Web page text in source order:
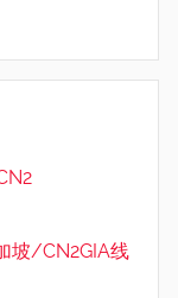
/CN2GIA线